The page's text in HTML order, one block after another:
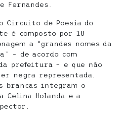
Fernandes.
Circuito de Poesia do
é composto por 18
a “grandes nomes da
– de acordo com
prefeitura – e que não
negra representada.
brancas integram o
Holanda e a